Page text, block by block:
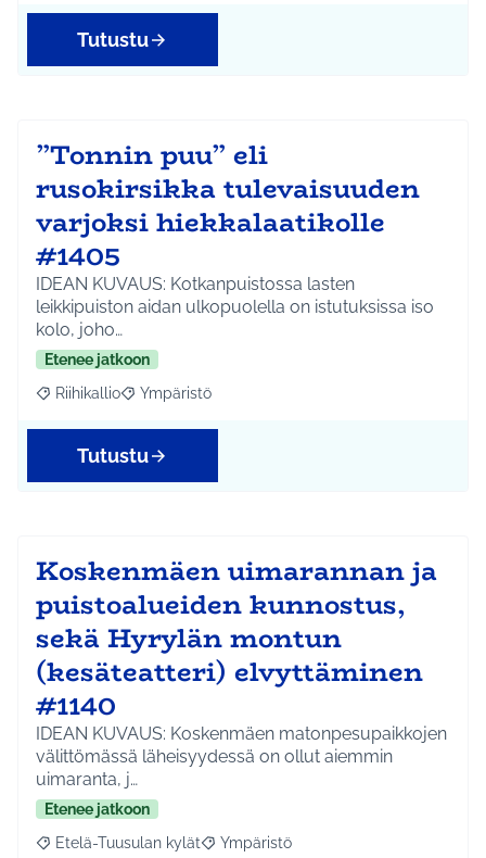
Tutustu
”Tonnin puu” eli
rusokirsikka tulevaisuuden
varjoksi hiekkalaatikolle
#1405
IDEAN KUVAUS: Kotkanpuistossa lasten
leikkipuiston aidan ulkopuolella on istutuksissa iso
kolo, joho…
Etenee jatkoon
Rajaa tulokset aihepiirin mukaan: Riihikallio
Riihikallio Rajaa tulokset teeman mukaan: Ympäristö
Ympäristö
Tutustu
Koskenmäen uimarannan ja
puistoalueiden kunnostus,
sekä Hyrylän montun
(kesäteatteri) elvyttäminen
#1140
IDEAN KUVAUS: Koskenmäen matonpesupaikkojen
välittömässä läheisyydessä on ollut aiemmin
uimaranta, j…
Etenee jatkoon
Rajaa tulokset aihepiirin mukaan: Etelä-Tuusulan kylät
Etelä-Tuusulan kylät Rajaa tulokset teeman mukaan:
Ympäristö